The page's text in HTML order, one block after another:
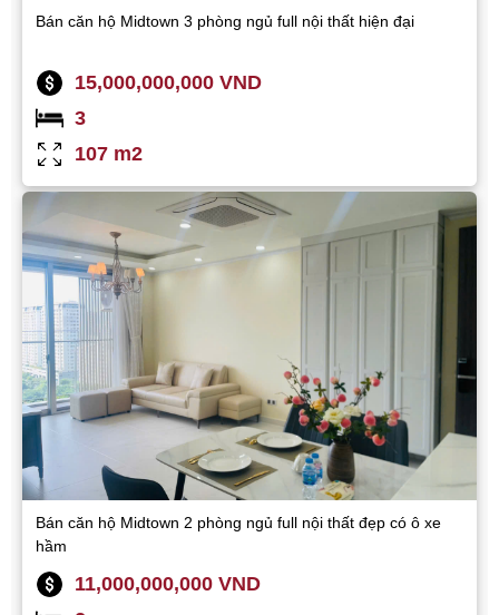
Bán căn hộ Midtown 3 phòng ngủ full nội thất hiện đại
15,000,000,000 VND
3
107 m2
Bán căn hộ Midtown 2 phòng ngủ full nội thất đẹp có ô xe
hầm
11,000,000,000 VND